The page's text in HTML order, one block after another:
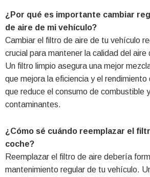
¿Por qué es importante cambiar
de aire de mi vehículo?
Cambiar el filtro de aire de tu vehículo
crucial para mantener la calidad del aire
Un filtro limpio asegura una mejor
que mejora la eficiencia y el
que reduce el consumo de combustible
contaminantes.
¿Cómo sé cuándo reemplazar el
coche?
Reemplazar el filtro de aire debería
mantenimiento regular de tu vehículo.